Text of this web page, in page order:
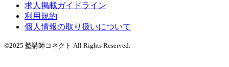
求人掲載ガイドライン
利用規約
個人情報の取り扱いについて
©2025 塾講師コネクト All Rights Reserved.